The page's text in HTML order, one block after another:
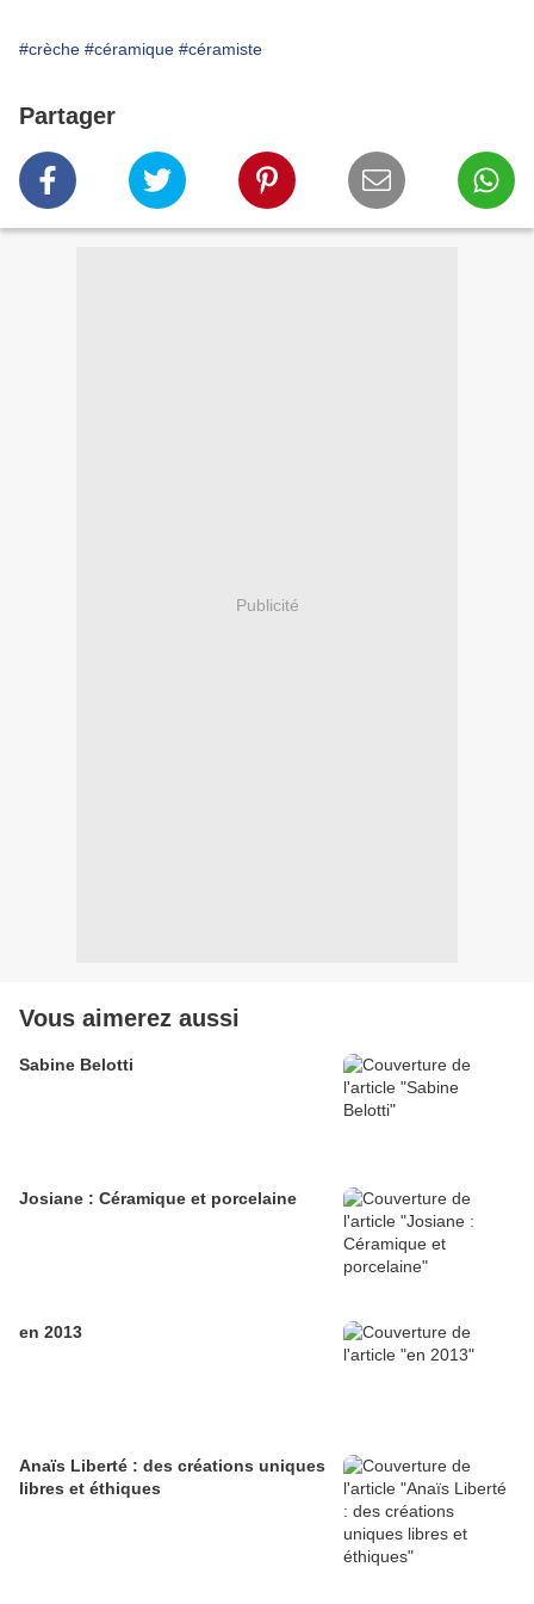
#crèche #céramique #céramiste
Partager
Publicité
Vous aimerez aussi
Sabine Belotti
Josiane : Céramique et porcelaine
en 2013
Anaïs Liberté : des créations uniques
libres et éthiques